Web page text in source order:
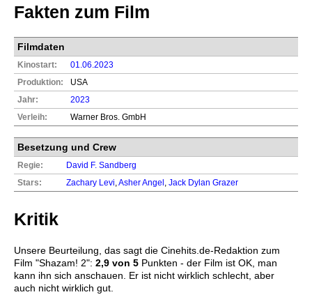
Fakten zum Film
Filmdaten
Kinostart:
01.06.2023
Produktion:
USA
Jahr:
2023
Verleih:
Warner Bros. GmbH
Besetzung und Crew
Regie:
David F. Sandberg
Stars:
Zachary Levi Asher Angel Jack Dylan Grazer
Kritik
Unsere Beurteilung, das sagt die Cinehits.de-Redaktion zum
Film "Shazam! 2": 2,9 von 5 Punkten - der Film ist OK, man
kann ihn sich anschauen. Er ist nicht wirklich schlecht, aber
auch nicht wirklich gut.